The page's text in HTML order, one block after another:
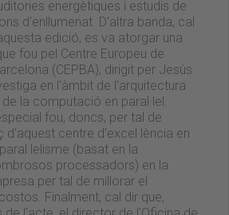
energètiques i estudis de
d'enllumenat. D'altra banda, cal
edició, es va atorgar una
fou pel Centre Europeu de
(CEPBA), dirigit per Jesús
en l'àmbit de l'arquitectura
la computació en paral·lel.
fou, doncs, per tal de
d'aquest centre d'excel·lència en
(basat en la
processadors) en la
per tal de millorar el
Finalment, cal dir que,